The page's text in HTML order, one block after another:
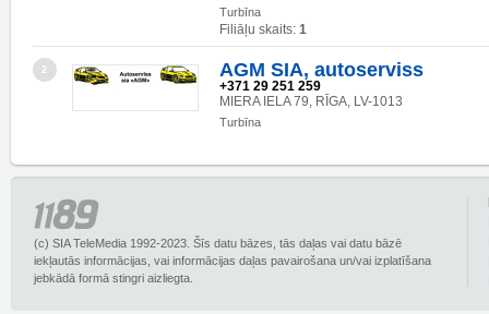
Turbīna
Filiāļu skaits: 1
2 AGM SIA, autoserviss
+371 29 251 259
MIERA IELA 79, RĪGA, LV-1013
Turbīna
(c) SIA TeleMedia 1992-2023. Šīs datu bāzes, tās daļas vai datu bāzē
iekļautās informācijas, vai informācijas daļas pavairošana un/vai izplatīšana
jebkādā formā stingri aizliegta.